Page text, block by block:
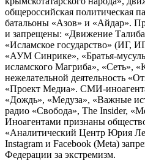
общероссийская политическая
батальоны «Азов» и «Айдар».
и запрещены: «Движение
«Исламское государство» (ИГ,
«АУМ Синрике», «Братья-
исламского Магриба», «Сеть»,
нежелательной деятельность
«Проект Медиа». СМИ-
«Дождь», «Медуза», «Важные
радио «Свобода», The Insider,
Иноагентами признаны
«Аналитический Центр Юрия
Instagram и Facebook (Metа)
Федерации за экстремизм.